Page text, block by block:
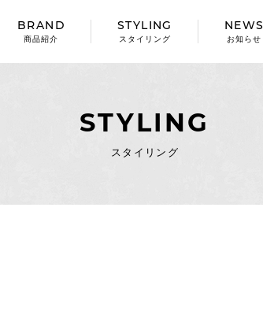
BRAND
商品紹介
STYLING
スタイリング
NEWS
お知らせ
STYLING
スタイリング